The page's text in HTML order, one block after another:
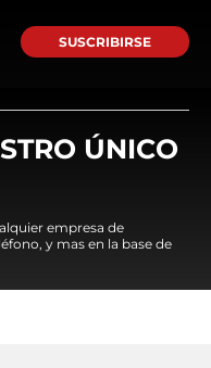
SUSCRIBIRSE
ÚNICO
empresa de
y mas en la base de